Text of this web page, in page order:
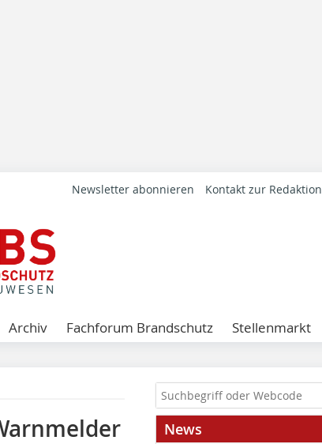
Newsletter abonnieren Kontakt zur Redaktion
Archiv Fachforum Brandschutz Stellenmarkt
News